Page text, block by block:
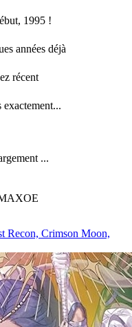
1995 !
années déjà
récent
exactement...
...
Recon, Crimson Moon,